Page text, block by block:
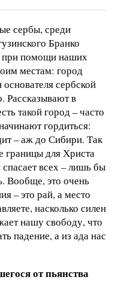
сербы, среди
Бранко
при помощи наших
местам: город
сербской
Рассказывают в
такой город – часто
гордиться:
– аж до Сибири. Так
границы для Христа
всех – лишь бы
Вообще, это очень
– это рай, а место
насколько силен
нашу свободу, что
падение, а из ада нас
от пьянства